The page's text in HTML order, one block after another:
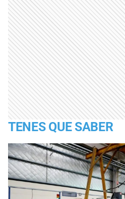
TENES QUE SABER